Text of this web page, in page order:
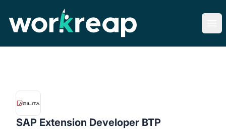
SAP Extension Developer BTP